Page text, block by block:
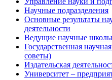
Научные подразделения
Основные результаты
деятельности
Ведущие научные школы
Государственная
советы)
Издательская
Университет –